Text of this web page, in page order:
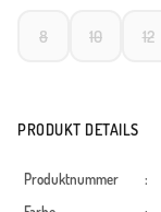
8 10 12
PRODUKT DETAILS
Produktnummer :